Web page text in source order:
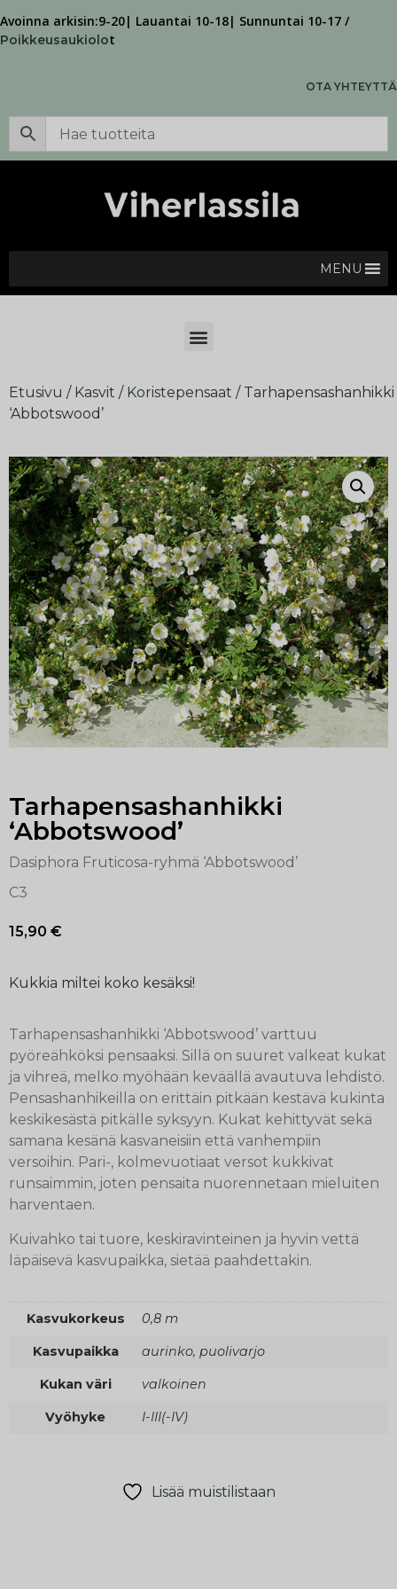
Avoinna arkisin:9-20| Lauantai 10-18| Sunnuntai 10-17 /
Poikkeusaukiolot
OTA YHTEYTTÄ
MENU
Etusivu / Kasvit / Koristepensaat / Tarhapensashanhikki
‘Abbotswood’
Tarhapensashanhikki
‘Abbotswood’
Dasiphora Fruticosa-ryhmä ‘Abbotswood’
C3
15,90 €
Kukkia miltei koko kesäksi!
Tarhapensashanhikki ‘Abbotswood’ varttuu
pyöreähköksi pensaaksi. Sillä on suuret valkeat kukat
ja vihreä, melko myöhään keväällä avautuva lehdistö.
Pensashanhikeilla on erittäin pitkään kestävä kukinta
keskikesästä pitkälle syksyyn. Kukat kehittyvät sekä
samana kesänä kasvaneisiin että vanhempiin
versoihin. Pari-, kolmevuotiaat versot kukkivat
runsaimmin, joten pensaita nuorennetaan mieluiten
harventaen.
Kuivahko tai tuore, keskiravinteinen ja hyvin vettä
läpäisevä kasvupaikka, sietää paahdettakin.
Kasvukorkeus 0,8 m
Kasvupaikka aurinko, puolivarjo
Kukan väri valkoinen
Vyöhyke I-III(-IV)
Lisää muistilistaan